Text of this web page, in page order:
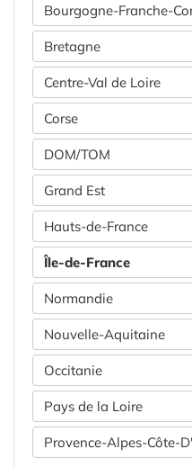
Bourgogne-Franche-
Bretagne
Centre-Val de Loire
Corse
DOM/TOM
Grand Est
Hauts-de-France
Île-de-France
Normandie
Nouvelle-Aquitaine
Occitanie
Pays de la Loire
Provence-Alpes-Côte-